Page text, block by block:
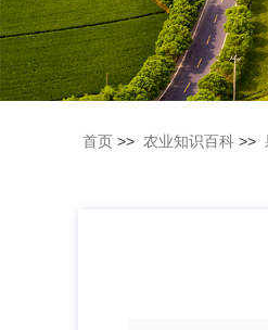
首页 >> 农业知识百科 >>